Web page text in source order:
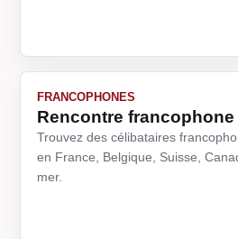
FRANCOPHONES
Rencontre
Trouvez des célibataires
en France, Belgique, Suisse,
mer.